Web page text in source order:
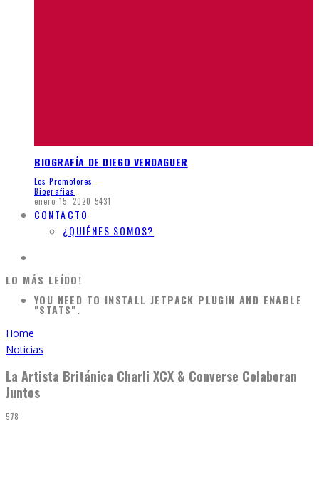
BIOGRAFÍA DE DIEGO VERDAGUER
Los Promotores
Biografias
enero 15, 2020 5431
CONTACTO
¿QUIÉNES SOMOS?
LO MÁS LEÍDO!
YOU NEED TO INSTALL JETPACK PLUGIN AND ENABLE
"STATS".
Home
Noticias
La Artista Británica Charli XCX & Converse Colaboran
Juntos
578